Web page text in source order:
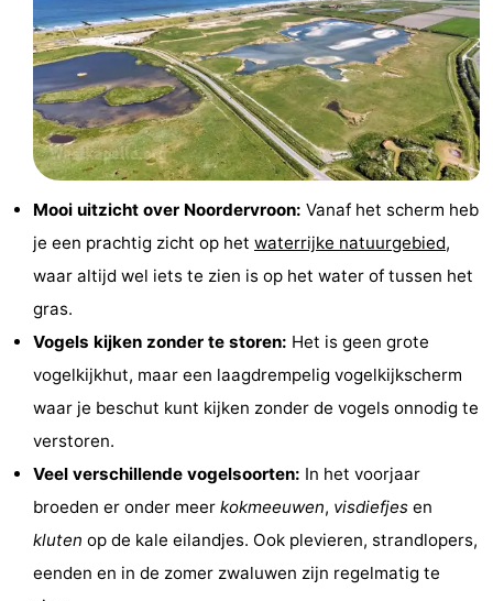
Domburg
Hof
Domburg
Westhove
Last
minutes
Strand
doen
Bezienswaardigheden
Musea
-
Monumenten
Molens
Vuurtorens
-
Uitkijkpunten
Attracties
Mooi uitzicht over Noordervroon: Vanaf het scherm heb
je een prachtig zicht op het waterrijke natuurgebied,
waar altijd wel iets te zien is op het water of tussen het
gras.
Vogels kijken zonder te storen: Het is geen grote
vogelkijkhut, maar een laagdrempelig vogelkijkscherm
waar je beschut kunt kijken zonder de vogels onnodig te
verstoren.
Veel verschillende vogelsoorten: In het voorjaar
broeden er onder meer kokmeeuwen, visdiefjes en
kluten op de kale eilandjes. Ook plevieren, strandlopers,
eenden en in de zomer zwaluwen zijn regelmatig te